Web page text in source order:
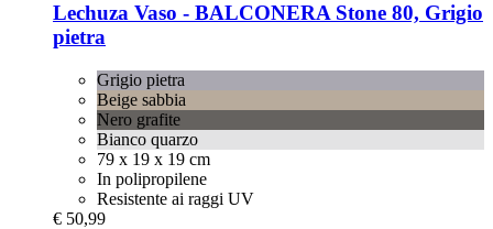
Lechuza Vaso -​ BALCONERA Stone 80, Grigio
pietra
Grigio pietra
Beige sabbia
Nero grafite
Bianco quarzo
79 x 19 x 19 cm
In polipropilene
Resistente ai raggi UV
€ 50,99